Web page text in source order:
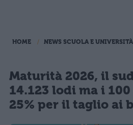
HOME NEWS SCUOLA E UNIVERSITÀ
Maturità 2026, il
14.123 lodi ma i
25% per il taglio ai